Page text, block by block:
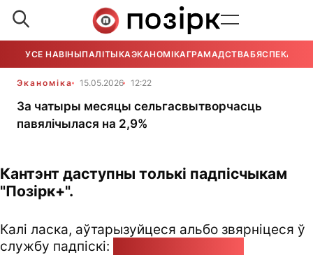
УСЕ НАВІНЫПАЛІТЫКАЭКАНОМІКАГРАМАДСТВАБЯСПЕКА
Эканоміка 15.05.2026 12:22
За чатыры месяцы сельгасвытворчасць
павялічылася на 2,9%
Кантэнт даступны толькі падпісчыкам
"Позірк+".
Калі ласка, аўтарызуйцеся альбо звярніцеся ў
службу падпіскі: